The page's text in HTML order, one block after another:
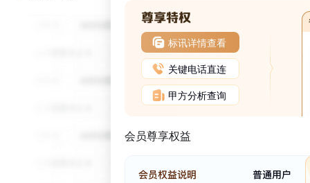
标讯详情查看
关键电话直连
甲方分析查询
会员尊享权益